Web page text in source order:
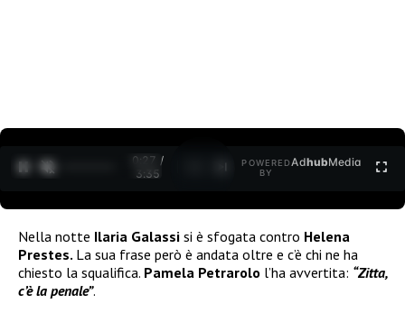
0:28 /
3:35
POWERED
BY
AdhubMedia
Nella notte Ilaria Galassi si è sfogata contro Helena
Prestes. La sua frase però è andata oltre e c’è chi ne ha
chiesto la squalifica. Pamela Petrarolo l’ha avvertita: “Zitta,
c’è la penale”.